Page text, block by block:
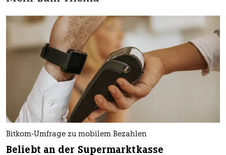
Bitkom-Umfrage zu mobilem Bezahlen
Beliebt an der Supermarktkasse